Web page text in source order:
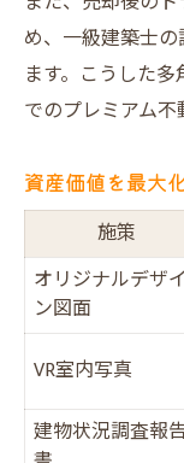
め、一級建築士
ます。こうした
でのプレミアム不
資産価値を最大
施策
オリジナルデザイ
ン図面
VR室内写真
建物状況調査報